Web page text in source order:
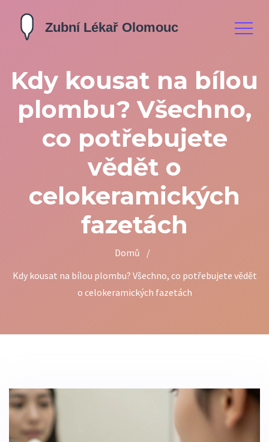
Kdy kousat na bílou
plombu? Všechno,
co potřebujete
vědět o
celokeramických
fazetách
Domů
/
Kdy kousat na bílou plombu? Všechno, co potřebujete vědět
o celokeramických fazetách